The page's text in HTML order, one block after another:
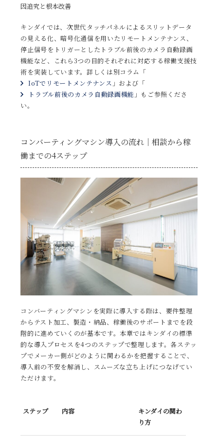
因追究と根本改善
キンダイでは、次世代タッチパネルによるスリットデータ
の見える化、暗号化通信を用いたリモートメンテナンス、
停止信号をトリガーとしたトラブル前後のカメラ自動録画
機能など、これら3つの目的それぞれに対応する稼働支援技
術を実装しています。詳しくは別コラム「
IoTでリモートメンテナンス 」および「
トラブル前後のカメラ自動録画機能 」もご参照くださ
い。
コンバーティングマシン導入の流れ｜相談から稼
働までの4ステップ
コンバーティングマシンを実際に導入する際は、要件整理
からテスト加工、製造・納品、稼働後のサポートまでを段
階的に進めていくのが基本です。本章ではキンダイの標準
的な導入プロセスを4つのステップで整理します。各ステッ
プでメーカー側がどのように関わるかを把握することで、
導入前の不安を解消し、スムーズな立ち上げにつなげてい
ただけます。
ステップ 内容
キンダイの関わ
り方